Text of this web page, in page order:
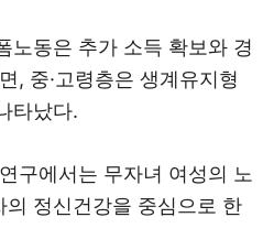
노동은 추가 소득 확보와 경
, 중·고령층은 생계유지형
타났다.
구에서는 무자녀 여성의 노
정신건강을 중심으로 한